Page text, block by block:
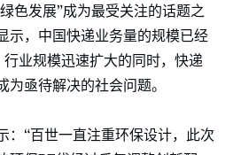
色发展”成为最受关注的话题之
示，中国快递业务量的规模已经
业规模迅速扩大的同时，快递
亟待解决的社会问题。
：“百世一直注重环保设计，此次